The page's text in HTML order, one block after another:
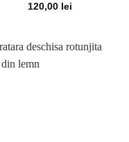
120,00 lei